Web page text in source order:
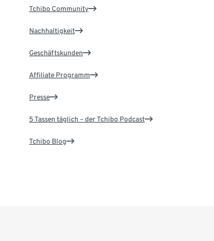
Tchibo Community
Nachhaltigkeit
Geschäftskunden
Affiliate Programm
Presse
5 Tassen täglich – der Tchibo Podcast
Tchibo Blog